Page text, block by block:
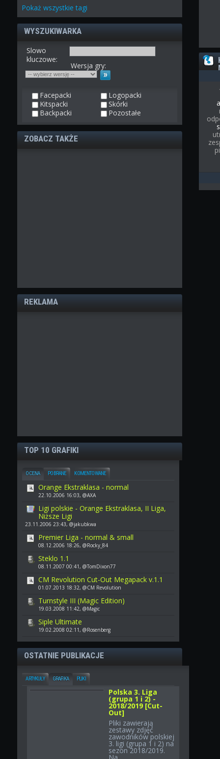
Pokażwszystkie tagi
WYSZUKIWARKA
Slowo
kluczowe:
Wersja gry:
Facepacki
Logopacki
Kitspacki
Skórki
Backpacki
Pozostałe
ZOBACZ TAKŻE
REKLAMA
TOP 10 GRAFIKI
OCENA POBRANE KOMENTOWANE
Orange Ekstraklasa - normal
22.10.2006 16:03, @AXA
Ligi polskie - Orange Ekstraklasa, II Liga,
Niższe Ligi
23.11.2006 23:43, @jakubkwa
Premier Liga - normal & small
08.12.2006 18:26, @Rocky_84
Steklo 1.1
08.11.2007 00:41, @TomDixon77
CM Revolution Cut-Out Megapack v.1.1
01.07.2013 18:32, @CM Revolution
Turnstyle III (Magic Edition)
19.03.2008 11:42, @Magic
Siple Ultimate
19.02.2008 02:11, @Rosenberg
OSTATNIE PUBLIKACJE
ARTYKUŁY GRAFIKA PLIKI
Polska 3. Liga
(grupa 1 i 2) -
2018/2019 [Cut-
Out]
Pliki zawierają
zestawy zdjęć
zawodników polskiej
3. ligi (grupa 1 i 2) na
sezon 2018/2019.